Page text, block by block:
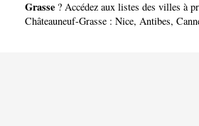
Grasse ? Accédez aux listes des villes à
Châteauneuf-Grasse : Nice, Antibes,